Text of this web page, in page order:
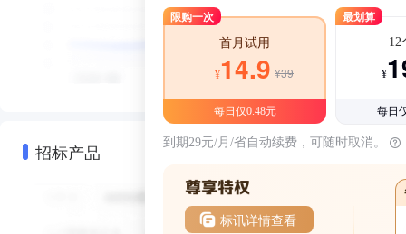
招标产品
限购一次
首月试用
¥14.9 ¥39
每日仅0.48元
最划算
12
¥
每日
到期29元/月/省自动续费，可随时取消。
标讯详情查看